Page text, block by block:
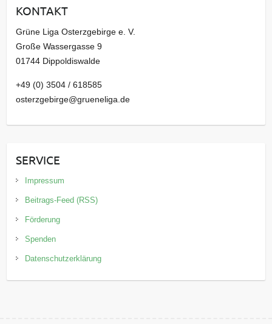
v
KONTAKT
Grüne Liga Osterzgebirge e. V.
Große Wassergasse 9
01744 Dippoldiswalde
+49 (0) 3504 / 618585
osterzgebirge@grueneliga.de
SERVICE
Impressum
Beitrags-Feed (RSS)
Förderung
Spenden
Datenschutzerklärung